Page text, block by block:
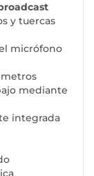
y tuercas
micrófono
mediante
integrada